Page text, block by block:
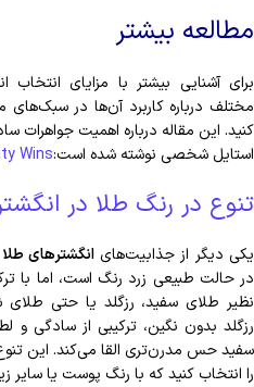
مطالعه بیشتر
برای آشنایی بیشتر با مزایای
مختلف درباره کاربرد آن‌ها در سبک‌های
کنید. این مقاله درباره اهمیت جواهرات
استایل شخصی نوشته شده است:Wins
تنوع در رنگ طلا در
یکی دیگر از جذابیت‌هایانگشترهای طلا
در حالت طبیعی زرد رنگ است، اما با
نظیر طلای سفید، رزگلد یا حتی طلای
رزگلد بدون نگین، ترکیبی از سادگی و
سفید حس مدرن‌تری القا می‌کند. این
را انتخاب کنید که با رنگ پوست یا سایر